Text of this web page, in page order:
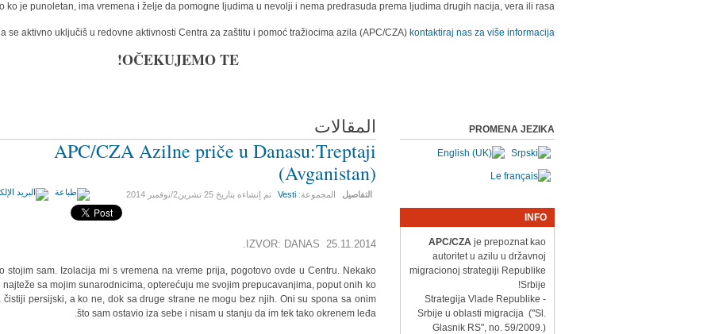
ko je punoletan, ima vremena i želje da pomogne ljudima u nevolji i nema predrasuda prema ljudima drugih nacija, vera ili rasa.
se aktivno uključiš u redovne aktivnosti Centra za zaštitu i pomoć tražiocima azila (APC/CZA) kontaktiraj nas za više informacija.
OČEKUJEMO TE!
المقالات
APC/CZA Azilne priče u Danasu:Treptaji
(Avganistan)
التفاصيل المجموعة:Vesti تم إنشاءه بتاريخ25 تشرين2/نوفمبر 2014
IZVOR: DANAS 25.11.2014.
stojim sam. Izolacija mi s vremena na vreme prija, pogotovo ovde u Centru. Nekako
najteže sa mojim sunarodnicima, opterećuju me svojim prepucavanjima, poput onih ko
čistiji persijski, a ko ne, dok sa druge strane ne mogu bez njih. Oni su spona sa onim
što sam ostavio iza sebe i nisam u stanju da im tek tako okrenem leđa.
PROMENA JEZIKA
INFO
APC/CZA je prepoznat kao
autoritet u azilu u državnoj
migracionoj strategiji Republike
Srbije!
- Strategija Vlade Republike
Srbije u oblasti migracija ("Sl.
Glasnik RS", no. 59/2009.)